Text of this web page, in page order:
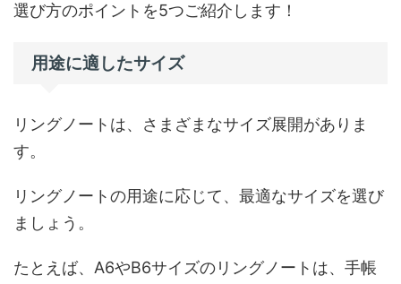
選び方のポイントを5つご紹介します！
用途に適したサイズ
リングノートは、さまざまなサイズ展開がありま
す。
リングノートの用途に応じて、最適なサイズを選び
ましょう。
たとえば、A6やB6サイズのリングノートは、手帳